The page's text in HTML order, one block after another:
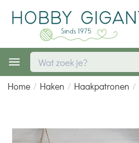
Home / Haken / Haakpatronen /